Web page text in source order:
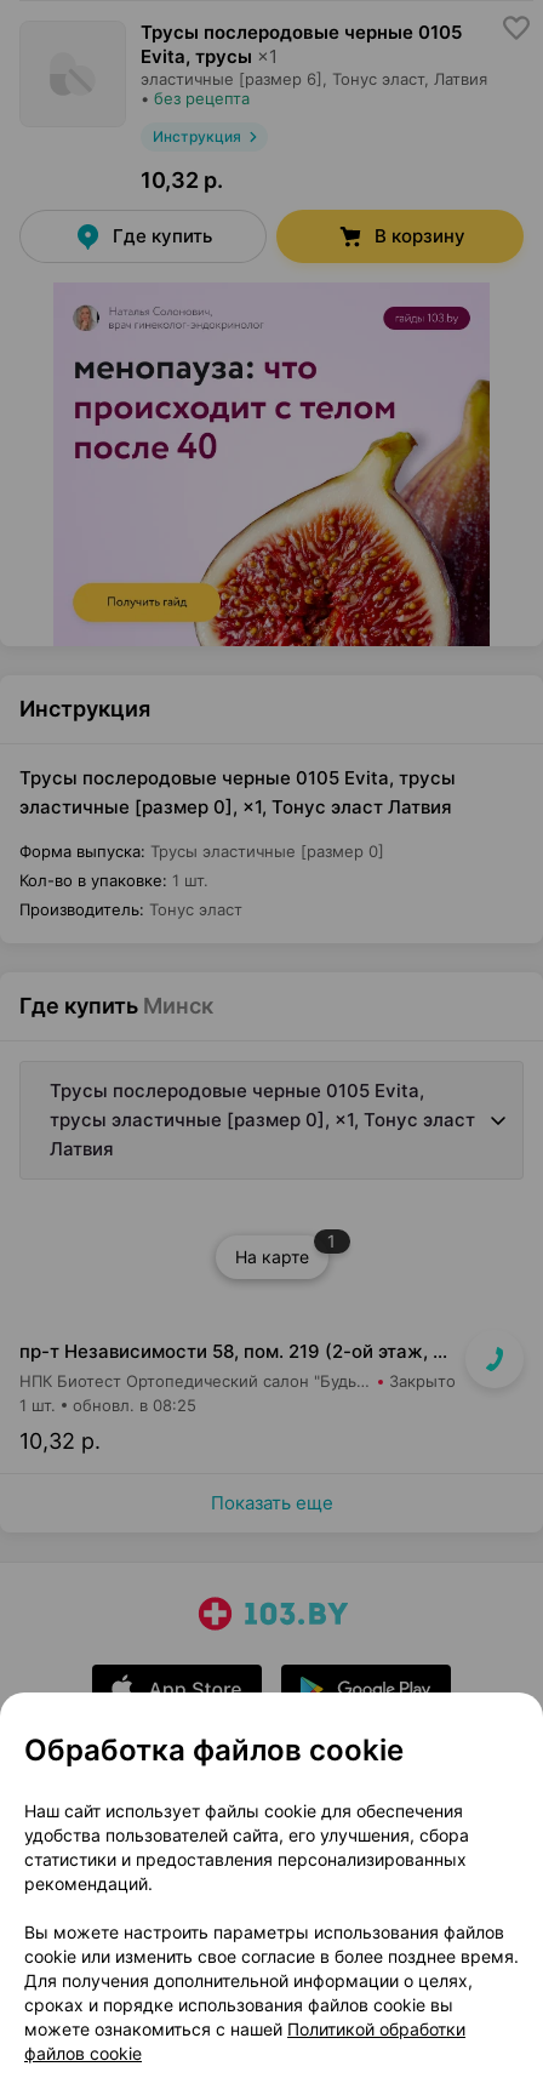
Трусы послеродовые черные 0105
Evita, трусы ×1
эластичные [размер 6], Тонус эласт, Латвия
• без рецепта
Инструкция
10,32 р.
Где купить В корзину
Инструкция
Трусы послеродовые черные 0105 Evita, трусы
эластичные [размер 0], ×1, Тонус эласт Латвия
Форма выпуска: Трусы эластичные [размер 0]
Кол-во в упаковке: 1 шт.
Производитель: Тонус эласт
Где купить Минск
Трусы послеродовые черные 0105 Evita,
трусы эластичные [размер 0], ×1, Тонус эласт
Латвия
На карте
1
пр-т Независимости 58, пом. 219 (2-ой этаж, ТЦ Московско-Венский)
НПК Биотест Ортопедический салон "Будь в тонусе" Закрыто
10,32 р.
1 шт. обновл. в 08:25
Показать еще
О проекте
Новости проекта
Размещение рекламы
Медицинский маркетинг
Публичный договор
Доставка
Способы оплаты
Вакансии
Партнеры
Написать руководителю 103.by
Написать в поддержку
Персональные настройки Cookie
Обработка файлов cookie
Наш сайт использует файлы cookie для обеспечения
удобства пользователей сайта, его улучшения, сбора
статистики и предоставления персонализированных
рекомендаций.
Вы можете настроить параметры использования файлов
cookie или изменить свое согласие в более позднее время.
Для получения дополнительной информации о целях,
сроках и порядке использования файлов cookie вы
можете ознакомиться с нашей Политикой обработки
файлов cookie